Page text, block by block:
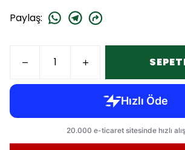
Paylaş: